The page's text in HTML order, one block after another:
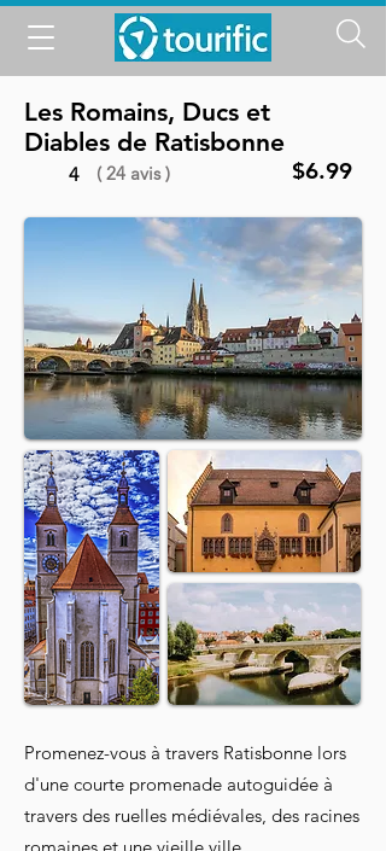
Les Romains, Ducs et
Diables de Ratisbonne
4 ( 24 avis ) $6.99
Promenez-vous à travers Ratisbonne lors
d'une courte promenade autoguidée à
travers des ruelles médiévales, des racines